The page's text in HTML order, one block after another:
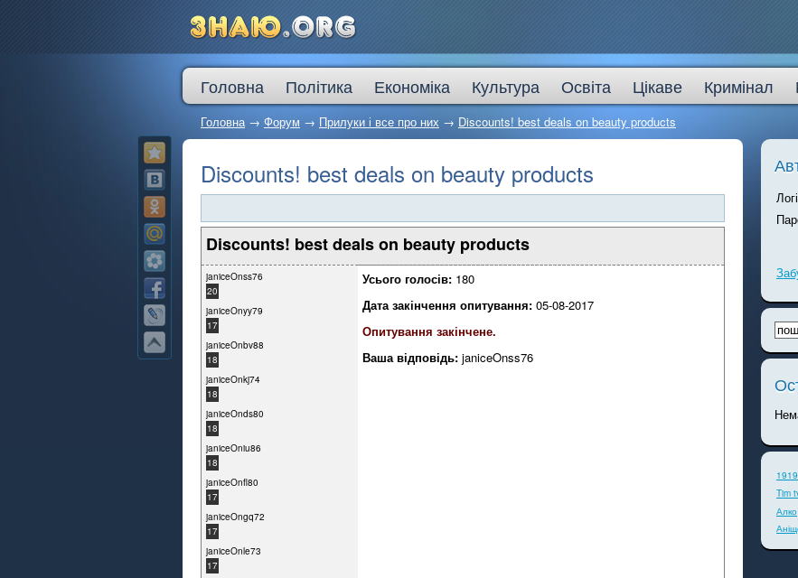
Головна Політика Економіка Культура Освіта Цікаве Кримінал
Головна→ Форум → Прилуки і все про них → Discounts! best deals on beauty products
Discounts! best deals on beauty products
Discounts! best deals on beauty products
janiceOnss76
20
janiceOnyy79
17
janiceOnbv88
18
janiceOnkj74
18
janiceOnds80
18
janiceOniu86
18
janiceOnfl80
17
janiceOngq72
17
janiceOnle73
17
Усього голосів: 180
Дата закінчення опитування: 05-08-2017
Опитування закінчене.
Ваша відповідь: janiceOnss76
1919
Tim
Алко